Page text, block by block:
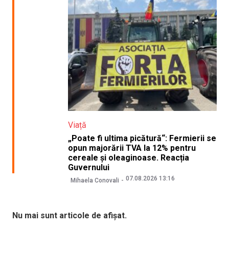
Viață
„Poate fi ultima picătură“: Fermierii se
opun majorării TVA la 12% pentru
cereale și oleaginoase. Reacția
Guvernului
Mihaela Conovali 07.08.2026 13:16
Nu mai sunt articole de afișat.